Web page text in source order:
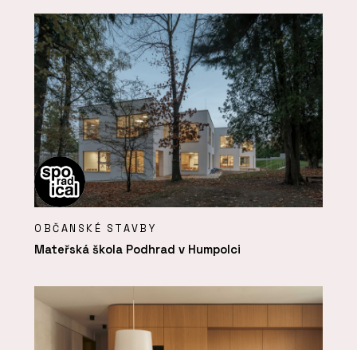
OBČANSKÉ STAVBY
Mateřská škola Podhrad v Humpolci